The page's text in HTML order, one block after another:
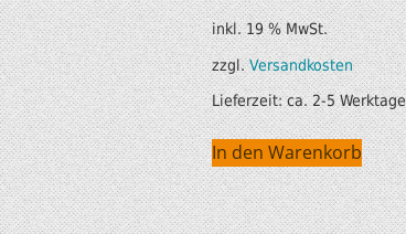
inkl. 19 % MwSt.
zzgl.Versandkosten
Lieferzeit:ca. 2-5 Werktage
In den Warenkorb